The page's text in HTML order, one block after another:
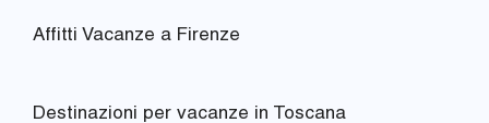
Affitti Vacanze a Firenze
Destinazioni per vacanze in Toscana